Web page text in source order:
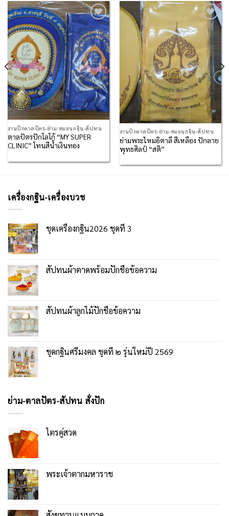
Add to
Wishlist
งานปักตาลปัตร-ย่าม-หมอนกฐิน-สัปทน
ตาลปัตรปักโลโก้ “MY SUPER
CLINIC” โทนสีน้ำเงินทอง
Add to
Wishlist
งานปักตาลปัตร-ย่าม-หมอนกฐิน-สัปทน
ย่ามพระไหมอิตาลี สีเหลือง ปักลาย
พุทธศิลป์ “สติ”
เครื่องกฐิน-เครื่องบวช
ชุดเครื่องกฐิน2026 ชุดที่ 3
สัปทนผ้าตาดพร้อมปักชื่อข้อความ
สัปทนผ้าลูกไม้ปักชื่อข้อความ
ชุดกฐินศรีมงคล ชุดที่ ๒ รุ่นใหม่ปี 2569
ย่าม-ตาลปัตร-สัปทน สั่งปัก
ไตรคู่สวด
พระเจ้าตากมหาราช